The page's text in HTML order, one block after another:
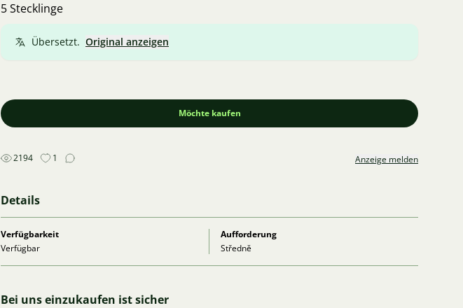
5 Stecklinge
Übersetzt. Original anzeigen
Möchte kaufen
2194 1 Anzeige melden
Details
Verfügbarkeit
Verfügbar
Aufforderung
Středně
Bei uns einzukaufen ist sicher